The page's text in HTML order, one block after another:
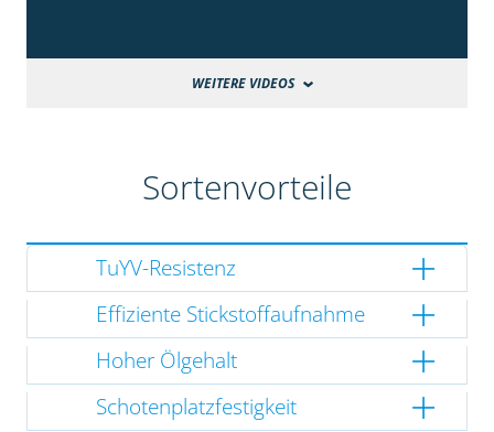
WEITERE VIDEOS
Sortenvorteile
TuYV-Resistenz
Effiziente Stickstoffaufnahme
Hoher Ölgehalt
Schotenplatzfestigkeit